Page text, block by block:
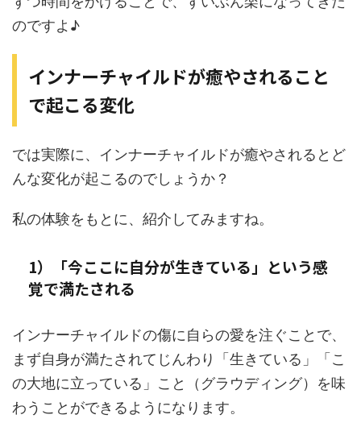
のですよ♪
インナーチャイルドが癒やされること
で起こる変化
では実際に、インナーチャイルドが癒やされるとど
んな変化が起こるのでしょうか？
私の体験をもとに、紹介してみますね。
1）「今ここに自分が生きている」という感
覚で満たされる
インナーチャイルドの傷に自らの愛を注ぐことで、
まず自身が満たされてじんわり「生きている」「こ
の大地に立っている」こと（グラウディング）を味
わうことができるようになります。